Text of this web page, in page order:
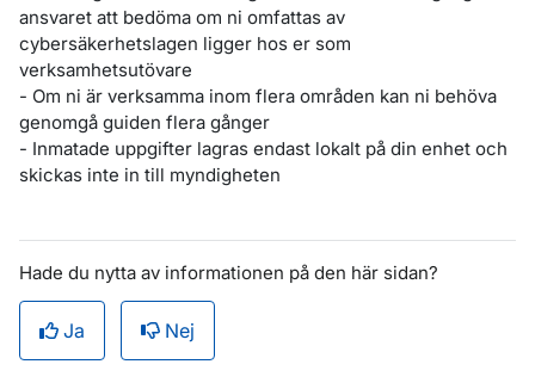
Hade du nytta av informationen på den här sidan?
Ja Nej